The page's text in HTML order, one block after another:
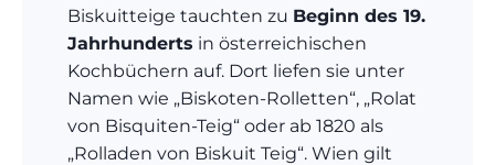
Biskuitteige tauchten zu Beginn des 19.
Jahrhunderts in österreichischen
Kochbüchern auf. Dort liefen sie unter
Namen wie „Biskoten-Rolletten“, „Rolat
von Bisquiten-Teig“ oder ab 1820 als
„Rolladen von Biskuit Teig“. Wien gilt